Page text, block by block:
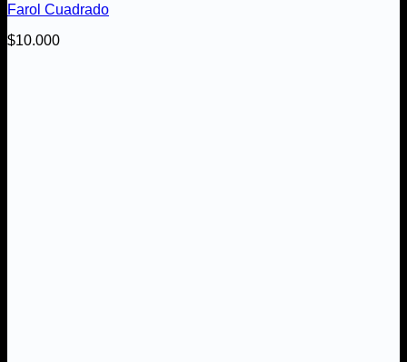
Farol Cuadrado
$10.000